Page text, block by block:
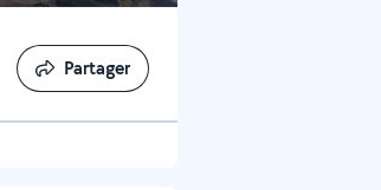
Partager
Partager